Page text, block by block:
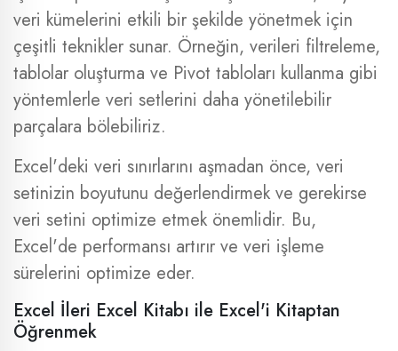
veri kümelerini etkili bir şekilde yönetmek için
çeşitli teknikler sunar. Örneğin, verileri filtreleme,
tablolar oluşturma ve Pivot tabloları kullanma gibi
yöntemlerle veri setlerini daha yönetilebilir
parçalara bölebiliriz.
Excel'deki veri sınırlarını aşmadan önce, veri
setinizin boyutunu değerlendirmek ve gerekirse
veri setini optimize etmek önemlidir. Bu,
Excel'de performansı artırır ve veri işleme
sürelerini optimize eder.
Excel İleri Excel Kitabı ile Excel'i Kitaptan
Öğrenmek